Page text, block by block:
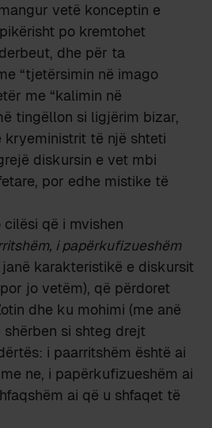
vetë konceptin e
po kremtohet
dhe për ta
“tjetërsimin në imago
me “kalimin në
tingëllon si ligjërim bizar,
të një shteti
diskursin e vet mbi
por edhe mistike të
që i mvishen
i papërkufizueshëm
janë karakteristikë e diskursit
jo vetëm), që përdoret
dhe ku mohimi (me anë
shërben si shteg drejt
i paarritshëm është ai
ne, i papërkufizueshëm ai
ai që u shfaqet të